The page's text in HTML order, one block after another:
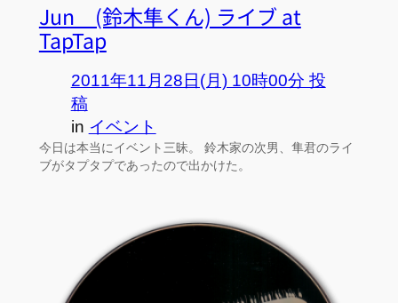
Jun (鈴木隼くん) ライブ at
TapTap
2011年11月28日(月) 10時00分 投
稿
in イベント
今日は本当にイベント三昧。 鈴木家の次男、隼君のライ
ブがタプタプであったので出かけた。